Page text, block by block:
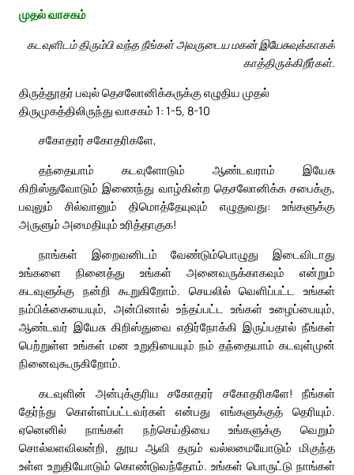
முதல் வாசகம்
கடவுளிடம் திரும்பி வந்த நீங்கள் அவருடைய மகன் இயேசுவுக்காகக்
காத்திருக்கிறீர்கள்.
திருத்தூதர் பவுல் தெசலோனிக்கருக்கு எழுதிய முதல்
திருமுகத்திலிருந்து வாசகம் 1: 1-5, 8-10
சகோதரர் சகோதரிகளே,
தந்தையாம் கடவுளோடும் ஆண்டவராம் இயேசு
கிறிஸ்துவோடும் இணைந்து வாழ்கின்ற தெசலோனிக்க சபைக்கு,
பவுலும் சில்வானும் திமொத்தேயுவும் எழுதுவது: உங்களுக்கு
அருளும் அமைதியும் உரித்தாகுக!
நாங்கள் இறைவனிடம் வேண்டும்பொழுது இடைவிடாது
உங்களை நினைத்து உங்கள் அனைவருக்காகவும் என்றும்
கடவுளுக்கு நன்றி கூறுகிறோம். செயலில் வெளிப்பட்ட உங்கள்
நம்பிக்கையையும், அன்பினால் உந்தப்பட்ட உங்கள் உழைப்பையும்,
ஆண்டவர் இயேசு கிறிஸ்துவை எதிர்நோக்கி இருப்பதால் நீங்கள்
பெற்றுள்ள உங்கள் மன உறுதியையும் நம் தந்தையாம் கடவுள்முன்
நினைவுகூருகிறோம்.
கடவுளின் அன்புக்குரிய சகோதரர் சகோதரிகளே! நீங்கள்
தேர்ந்து கொள்ளப்பட்டவர்கள் என்பது எங்களுக்குத் தெரியும்.
ஏனெனில் நாங்கள் நற்செய்தியை உங்களுக்கு வெறும்
சொல்லளவிலன்றி, தூய ஆவி தரும் வல்லமையோடும் மிகுந்த
உள்ள உறுதியோடும் கொண்டுவந்தோம். உங்கள் பொருட்டு நாங்கள்